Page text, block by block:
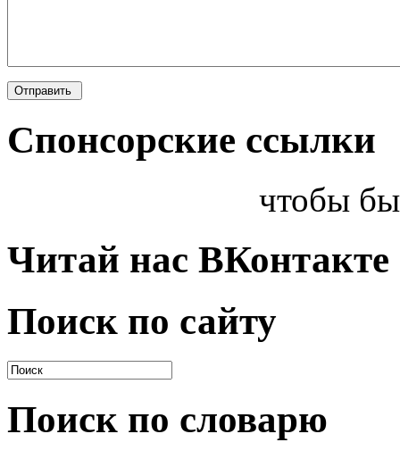
Спонсорские ссылки
чтобы
Читай нас ВКонтакте
Поиск по сайту
Поиск по словарю